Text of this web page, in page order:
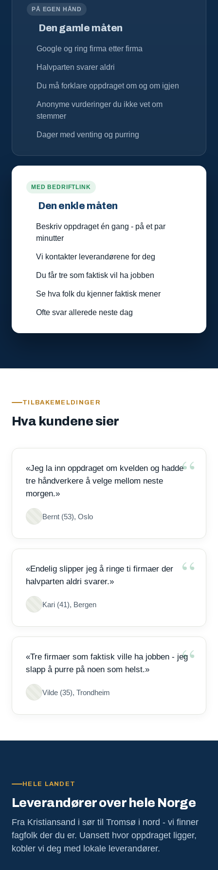
PÅ EGEN HÅND
Den gamle måten
Google og ring firma etter firma
Halvparten svarer aldri
Du må forklare oppdraget om og om igjen
Anonyme vurderinger du ikke vet om
stemmer
Dager med venting og purring
MED BEDRIFTLINK
Den enkle måten
Beskriv oppdraget én gang - på et par
minutter
Vi kontakter leverandørene for deg
Du får tre som faktisk vil ha jobben
Se hva folk du kjenner faktisk mener
Ofte svar allerede neste dag
TILBAKEMELDINGER
Hva kundene sier
«Jeg la inn oppdraget om kvelden og hadde
tre håndverkere å velge mellom neste
morgen.»
Bernt (53), Oslo
«Endelig slipper jeg å ringe ti firmaer der
halvparten aldri svarer.»
Kari (41), Bergen
«Tre firmaer som faktisk ville ha jobben - jeg
slapp å purre på noen som helst.»
Vilde (35), Trondheim
HELE LANDET
Leverandører over hele Norge
Fra Kristiansand i sør til Tromsø i nord - vi finner
fagfolk der du er. Uansett hvor oppdraget ligger,
kobler vi deg med lokale leverandører.